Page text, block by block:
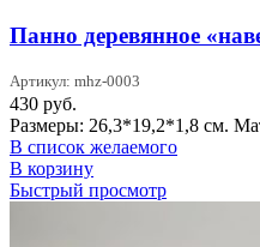
Панно деревянное
Артикул: mhz-0003
430 руб.
Размеры: 26,3*19,2*1,8 см.
В список желаемого
В корзину
Быстрый просмотр